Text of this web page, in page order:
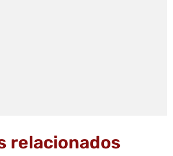
relacionados